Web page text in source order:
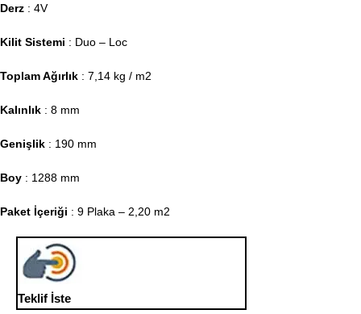
Derz : 4V
Kilit Sistemi : Duo – Loc
Toplam Ağırlık : 7,14 kg / m2
Kalınlık : 8 mm
Genişlik : 190 mm
Boy : 1288 mm
Paket İçeriği : 9 Plaka – 2,20 m2
Teklif İste